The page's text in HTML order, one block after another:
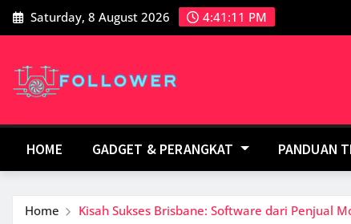
Skip
to
Saturday, 8 August 2026 4:41:13 PM
HOME GADGET & PERANGKAT PANDUAN
Home Kisah Sukses Brisbane: Software dari Penjual